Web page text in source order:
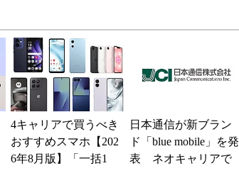
4キャリアで買うべき
おすすめスマホ【202
6年8月版】「一括1
日本通信が新ブラン
ド「blue mobile」を発
表 ネオキャリアで